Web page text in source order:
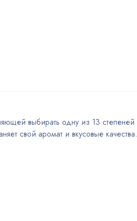
выбирать одну из 13 степеней
свой аромат и вкусовые качества.